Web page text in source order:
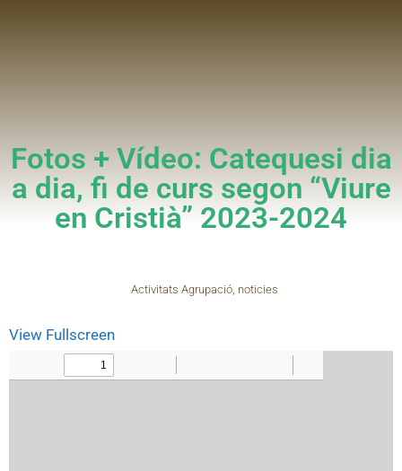
Fotos + Vídeo: Catequesi dia
a dia, fi de curs segon “Viure
en Cristià” 2023-2024
Activitats Agrupació, noticies
View Fullscreen